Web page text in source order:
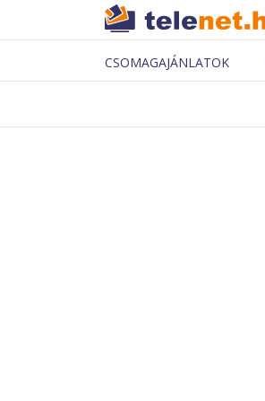
CSOMAGAJÁNLATOK